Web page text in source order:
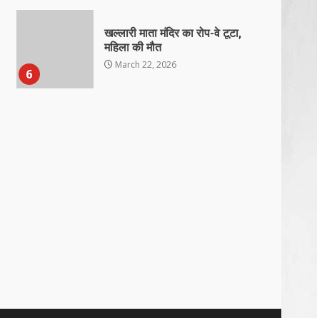
6
खल्लारी माता मंदिर का रोप-वे टूटा,
महिला की मौत
March 22, 2026